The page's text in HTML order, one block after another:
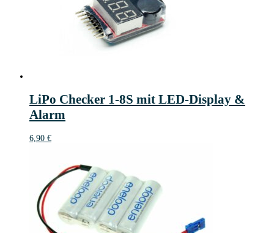
LiPo Checker 1-8S mit LED-Display &
Alarm
6,90 €